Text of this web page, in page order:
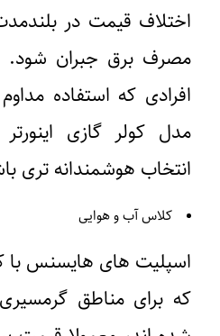
قیمت در بلندمدت
برق جبران شود. به
که استفاده مداوم از
کولر گازی اینورتر
هوشمندانه تری باشد.
کلاس آب و هوایی
برای مناطق گرمسیری و